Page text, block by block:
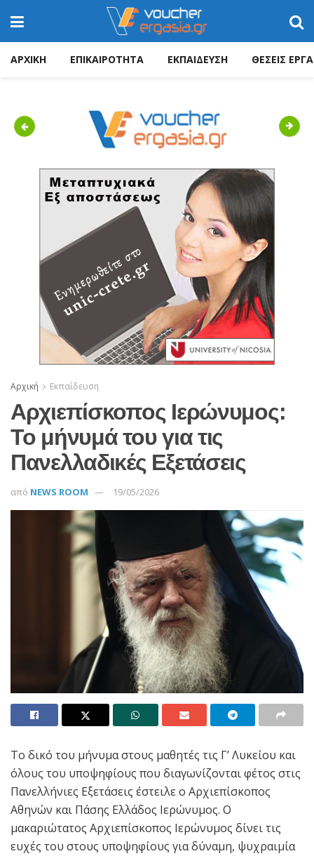
ΑΡΧΙΚΗ ΕΠΙΚΑΙΡΟΤΗΤΑ ΕΚΠΑΙΔΕΥΣΗ ΘΕΣΕΙΣ
Previous Next
Αρχική Εκπαίδευση
Αρχιεπίσκοπος Ιερώνυμος:
Το μήνυμά του για τις
Πανελλαδικές Εξετάσεις
από NEWS ROOM 19/05/2026
Το δικό του μήνυμα στους μαθητές τις Γ’ Λυκείου και
όλους του υποψηφίους που διαγωνίζονται φέτος στις
Πανελλήνιες Εξετάσεις έστειλε ο Αρχιεπίσκοπος
Αθηνών και Πάσης Ελλάδος Ιερώνυμος. Ο
μακαριώτατος Αρχιεπίσκοπος Ιερώνυμος δίνει τις
ευχές του στους υποψηφίους για δύναμη, ψυχραιμία